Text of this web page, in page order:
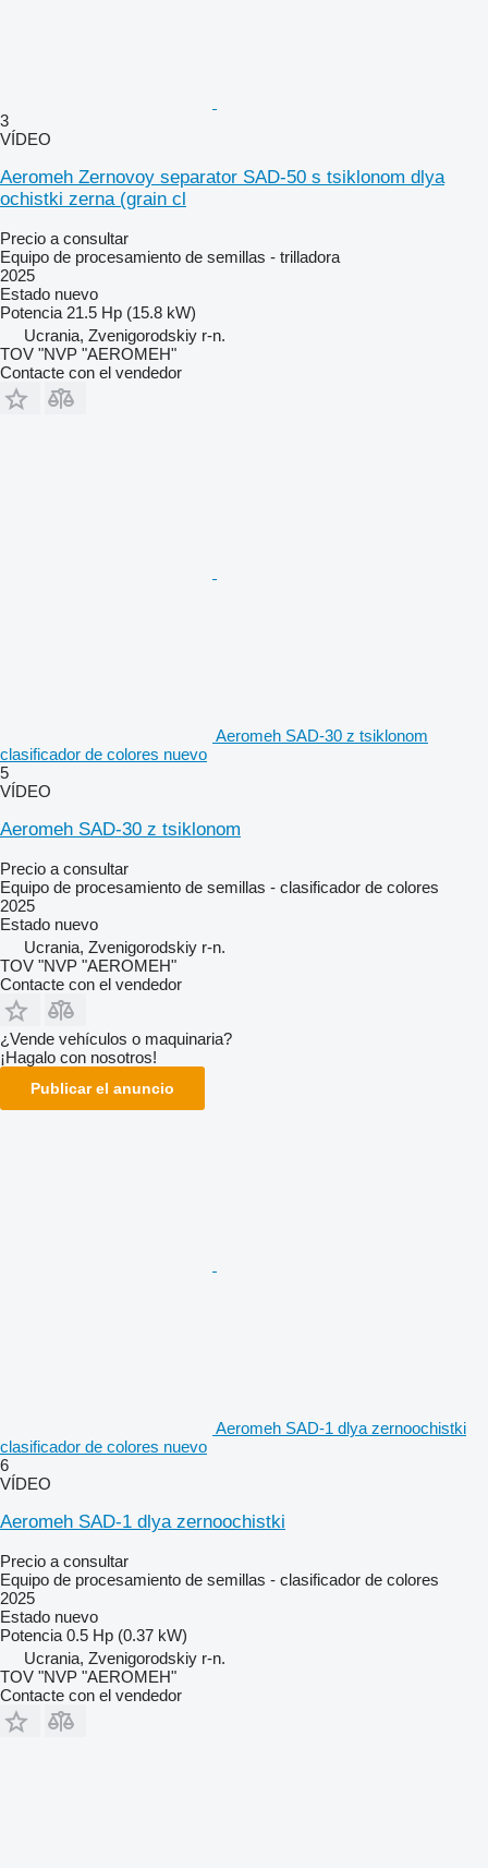
3
VÍDEO
Aeromeh Zernovoy separator SAD-50 s tsiklonom dlya
ochistki zerna (grain cl
Precio a consultar
Equipo de procesamiento de semillas - trilladora
2025
Estado nuevo
Potencia 21.5 Hp (15.8 kW)
Ucrania, Zvenigorodskiy r-n.
TOV "NVP "AEROMEH"
Contacte con el vendedor
Aeromeh SAD-30 z tsiklonom
clasificador de colores nuevo
5
VÍDEO
Aeromeh SAD-30 z tsiklonom
Precio a consultar
Equipo de procesamiento de semillas - clasificador de colores
2025
Estado nuevo
Ucrania, Zvenigorodskiy r-n.
TOV "NVP "AEROMEH"
Contacte con el vendedor
¿Vende vehículos o maquinaria?
¡Hagalo con nosotros!
Publicar el anuncio
Aeromeh SAD-1 dlya zernoochistki
clasificador de colores nuevo
6
VÍDEO
Aeromeh SAD-1 dlya zernoochistki
Precio a consultar
Equipo de procesamiento de semillas - clasificador de colores
2025
Estado nuevo
Potencia 0.5 Hp (0.37 kW)
Ucrania, Zvenigorodskiy r-n.
TOV "NVP "AEROMEH"
Contacte con el vendedor